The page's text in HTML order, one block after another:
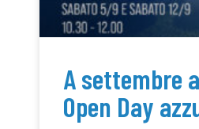
A settembre
Open Day